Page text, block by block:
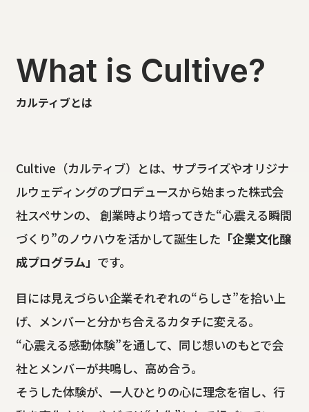
What is Cultive?
カルティブとは
Cultive（カルティブ）とは、サプライズやオリジナ
ルウェディングのプロデュースから始まった株式会
社スペサンの、 創業時より培ってきた“心震える瞬間
づくり”のノウハウを活かして誕生した 「企業文化醸
成プログラム」 です。
目には見えづらい企業それぞれの“らしさ”を拾い上
げ、メンバーと分かち合えるカタチに変える。
“心震える感動体験”を通して、同じ想いのもとで会
社とメンバーが共鳴し、高め合う。
そうした体験が、一人ひとりの心に理念を宿し、行